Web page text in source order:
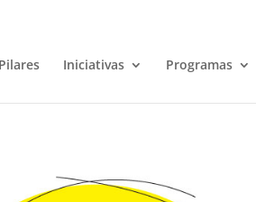
Pilares Iniciativas Programas